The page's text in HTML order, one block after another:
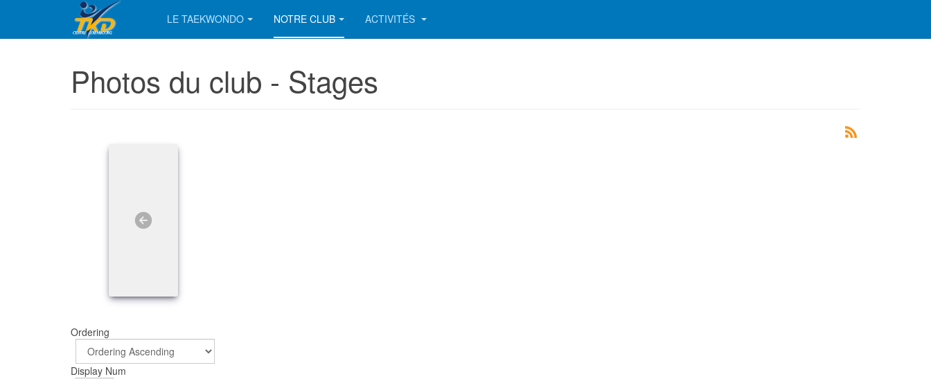
LE TAEKWONDO NOTRE CLUB ACTIVITÉS
Photos du club - Stages
Ordering
Display Num